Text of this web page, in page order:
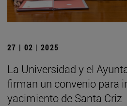
27 | 02 | 2025
La Universidad y el
firman un convenio para
yacimiento de Santa Criz